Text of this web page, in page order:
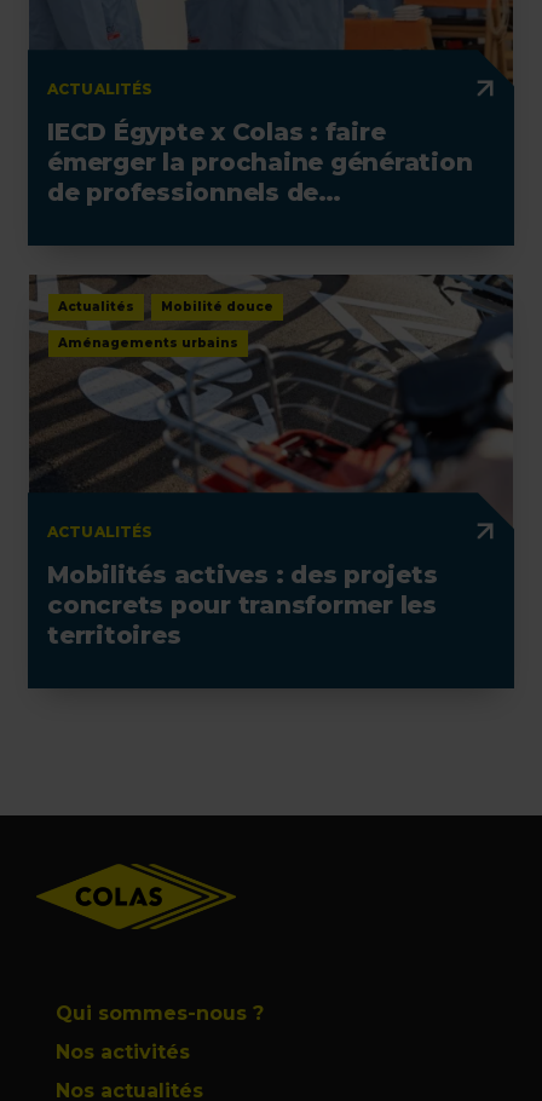
ACTUALITÉS
IECD Égypte x Colas : faire
émerger la prochaine génération
de professionnels de
Actualités Mobilité douce
Aménagements urbains
ACTUALITÉS
Mobilités actives : des projets
concrets pour transformer les
territoires
Qui sommes-nous ?
Nos activités
Nos actualités